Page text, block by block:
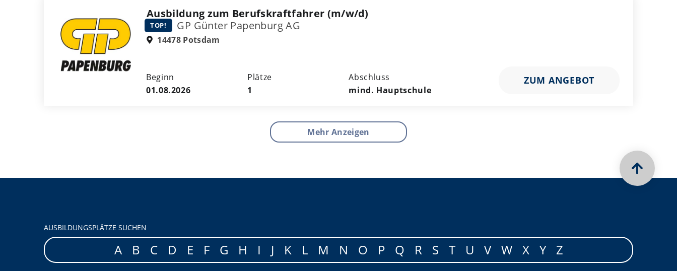
Ausbildung zum Berufskraftfahrer (m/w/d)
TOP! GP Günter Papenburg AG
14478 Potsdam
Beginn
01.08.2026
Plätze
1
Abschluss
mind. Hauptschule
ZUM ANGEBOT
Mehr Anzeigen
AUSBILDUNGSPLÄTZE SUCHEN
A B C D E F G H I J K L M N O P Q R S T U V W X Y Z